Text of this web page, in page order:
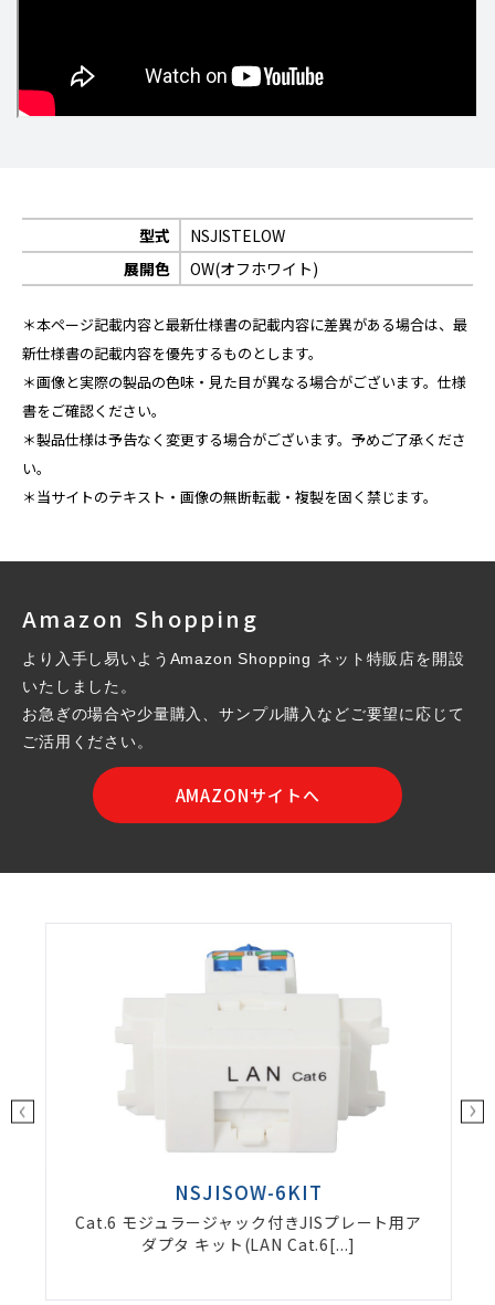
型式
NSJISTELOW
展開色
OW(オフホワイト)
＊本ページ記載内容と最新仕様書の記載内容に差異がある場合は、最
新仕様書の記載内容を優先するものとします。
＊画像と実際の製品の色味・見た目が異なる場合がございます。仕様
書をご確認ください。
＊製品仕様は予告なく変更する場合がございます。予めご了承くださ
い。
＊当サイトのテキスト・画像の無断転載・複製を固く禁じます。
Amazon Shopping
より入手し易いようAmazon Shopping ネット特販店を開設
いたしました。
お急ぎの場合や少量購入、サンプル購入などご要望に応じて
ご活用ください。
AMAZONサイトへ
NSJISOW-6KIT
Cat.6 モジュラージャック付きJISプレート用ア
ダプタ キット(LAN Cat.6[...]